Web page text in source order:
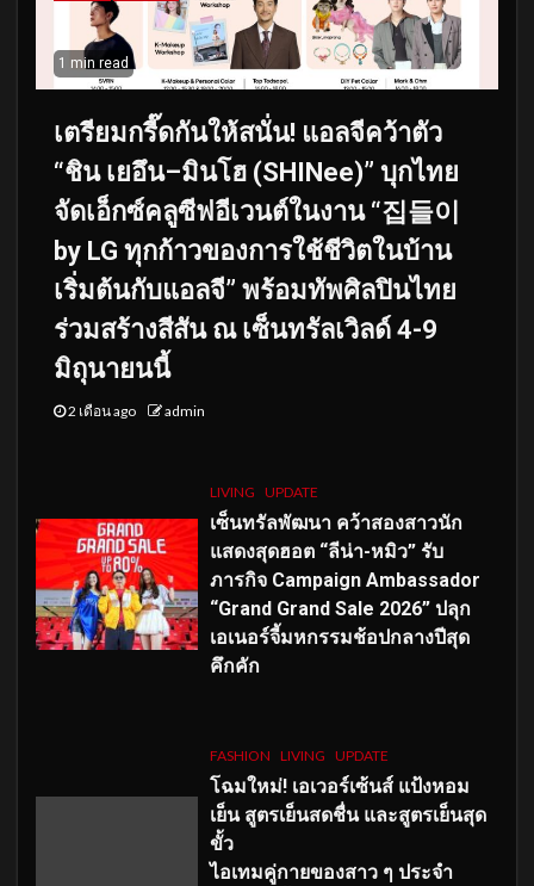
1 min read
เตรียมกรี๊ดกันให้สนั่น! แอลจีคว้าตัว
“ชิน เยอึน–มินโฮ (SHINee)” บุกไทย
จัดเอ็กซ์คลูซีฟอีเวนต์ในงาน “집들이
by LG ทุกก้าวของการใช้ชีวิตในบ้าน
เริ่มต้นกับแอลจี” พร้อมทัพศิลปินไทย
ร่วมสร้างสีสัน ณ เซ็นทรัลเวิลด์ 4-9
มิถุนายนนี้
2 เดือน ago admin
LIVING UPDATE
เซ็นทรัลพัฒนา คว้าสองสาวนัก
แสดงสุดฮอต “ลีน่า-หมิว” รับ
ภารกิจ Campaign Ambassador
“Grand Grand Sale 2026” ปลุก
เอเนอร์จี้มหกรรมช้อปกลางปีสุด
คึกคัก
FASHION LIVING UPDATE
โฉมใหม่! เอเวอร์เซ้นส์ แป้งหอม
เย็น สูตรเย็นสดชื่น และสูตรเย็นสุด
ขั้ว
ไอเทมคู่กายของสาว ๆ ประจำ